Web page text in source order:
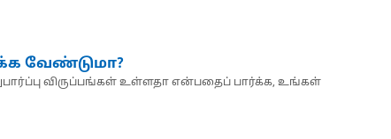
வேண்டுமா?
விருப்பங்கள் உள்ளதா என்பதைப் பார்க்க, உங்கள்